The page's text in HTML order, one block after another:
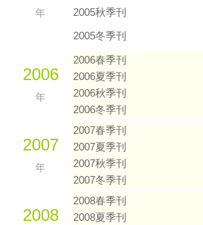
年
2005秋季刊
2005冬季刊
2006
年
2006春季刊
2006夏季刊
2006秋季刊
2006冬季刊
2007
年
2007春季刊
2007夏季刊
2007秋季刊
2007冬季刊
2008
2008春季刊
2008夏季刊